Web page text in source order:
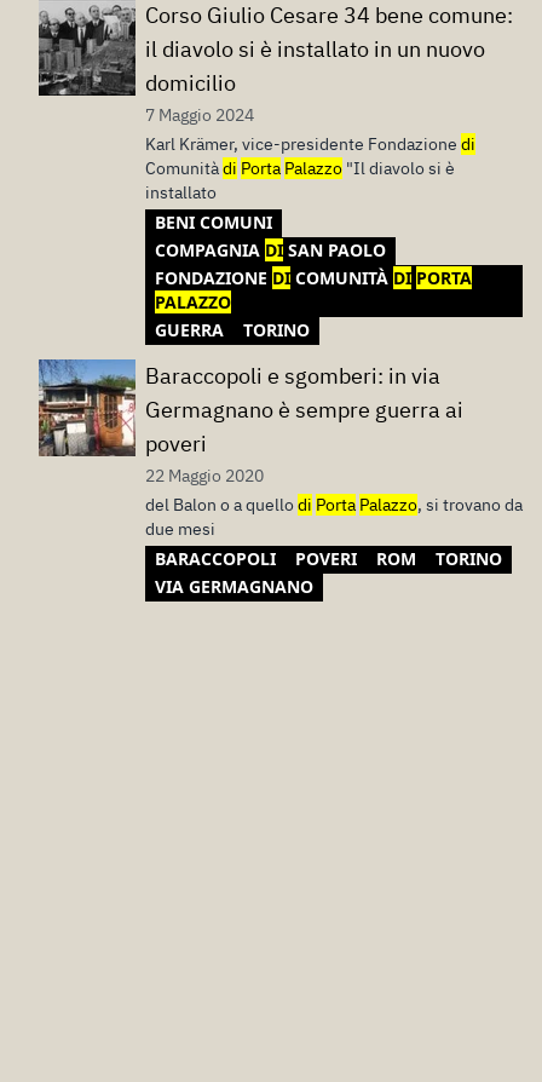
Corso Giulio Cesare 34 bene comune:
il diavolo si è installato in un nuovo
domicilio
7 Maggio 2024
Karl Krämer, vice-presidente Fondazione di
Comunitàdi Porta Palazzo "Il diavolo si è
installato
BENI COMUNI
COMPAGNIA DI SAN PAOLO
FONDAZIONE DI COMUNITÀ DI PORTA
PALAZZO
GUERRA
TORINO
Baraccopoli e sgomberi: in via
Germagnano è sempre guerra ai
poveri
22 Maggio 2020
del Balon o a quellodi Porta Palazzo, si trovano da
due mesi
BARACCOPOLI POVERI ROM
TORINO
VIA GERMAGNANO